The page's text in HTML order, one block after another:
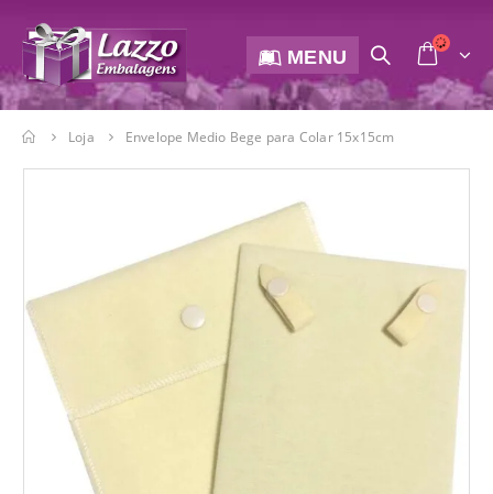
MENU
Loja Envelope Medio Bege para Colar 15x15cm